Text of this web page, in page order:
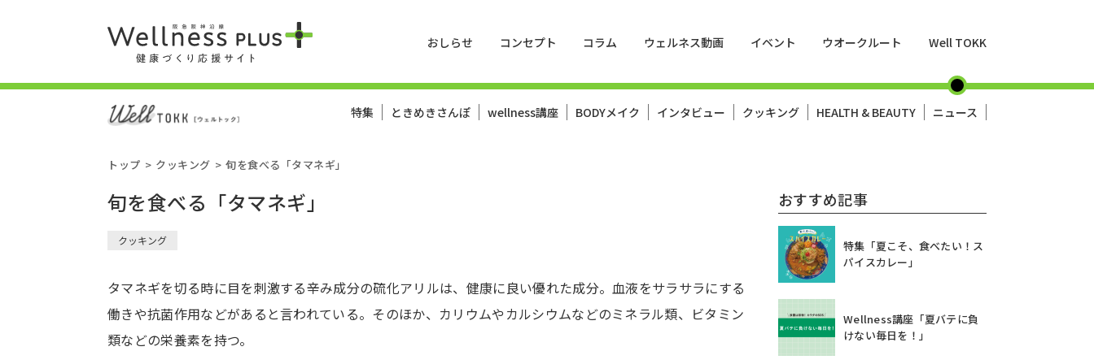
おしらせ コンセプト コラム ウェルネス動画 イベント ウオークルート Well TOKK
特集 ときめきさんぽ wellness講座 BODYメイク インタビュー クッキング HEALTH & BEAUTY ニュース
トップ クッキング 旬を食べる「タマネギ」
旬を食べる「タマネギ」
クッキング
タマネギを切る時に目を刺激する辛み成分の硫化アリルは、健康に良い優れた成分。血液をサラサラにする
働きや抗菌作用などがあると言われている。そのほか、カリウムやカルシウムなどのミネラル類、ビタミン
類などの栄養素を持つ。
おすすめ記事
特集「夏こそ、食べたい！ス
パイスカレー」
Wellness講座「夏バテに負
けない毎日を！」